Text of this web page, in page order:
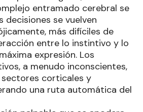
entramado cerebral se
decisiones se vuelven
más difíciles de
entre lo instintivo y lo
expresión. Los
a menudo inconscientes,
corticales y
una ruta automática del